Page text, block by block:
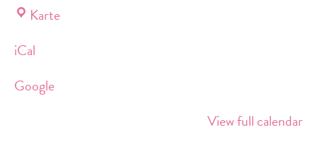
KarteStandort
iCal
Google
View full calendar